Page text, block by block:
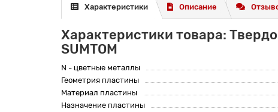
Характеристики Описание
Характеристики товара:
SUMTOM
N - цветные металлы
Геометрия пластины
Материал пластины
Назначение пластины